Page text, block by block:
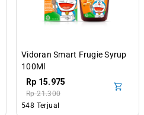
Vidoran Smart Frugie Syrup
100Ml
Rp 15.975
Rp 21.300
548 Terjual